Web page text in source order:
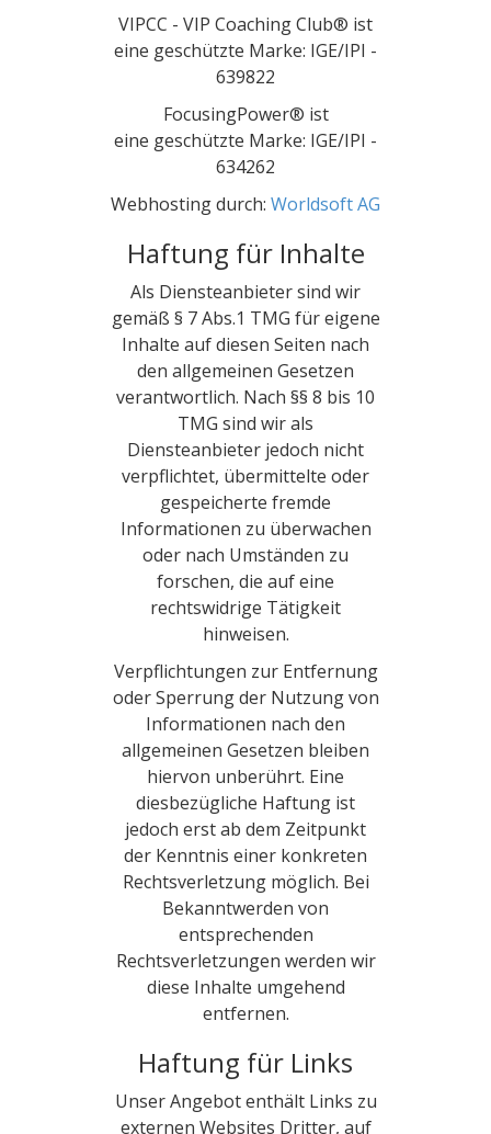
VIPCC - VIP Coaching Club® ist
eine geschützte Marke: IGE/IPI -
639822
FocusingPower® ist
eine geschützte Marke: IGE/IPI -
634262
Webhosting durch: Worldsoft AG
Haftung für Inhalte
Als Diensteanbieter sind wir
gemäß § 7 Abs.1 TMG für eigene
Inhalte auf diesen Seiten nach
den allgemeinen Gesetzen
verantwortlich. Nach §§ 8 bis 10
TMG sind wir als
Diensteanbieter jedoch nicht
verpflichtet, übermittelte oder
gespeicherte fremde
Informationen zu überwachen
oder nach Umständen zu
forschen, die auf eine
rechtswidrige Tätigkeit
hinweisen.
Verpflichtungen zur Entfernung
oder Sperrung der Nutzung von
Informationen nach den
allgemeinen Gesetzen bleiben
hiervon unberührt. Eine
diesbezügliche Haftung ist
jedoch erst ab dem Zeitpunkt
der Kenntnis einer konkreten
Rechtsverletzung möglich. Bei
Bekanntwerden von
entsprechenden
Rechtsverletzungen werden wir
diese Inhalte umgehend
entfernen.
Haftung für Links
Unser Angebot enthält Links zu
externen Websites Dritter, auf